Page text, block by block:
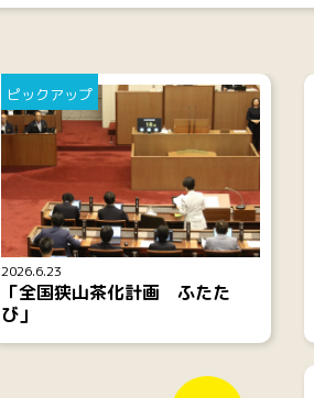
2026.6.23
ピックアップ
「全国狭山茶化計画 ふたた
び」